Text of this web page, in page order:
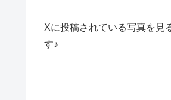
Xに投稿されている写真を見
す♪